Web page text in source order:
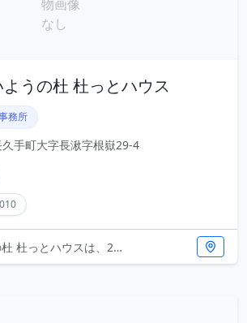
うの杜 杜っとハウス
務所
手町大字長湫字根嶽29-4
人福祉施設です。設計は中村勉総合計画事務所が手がけました。長久手